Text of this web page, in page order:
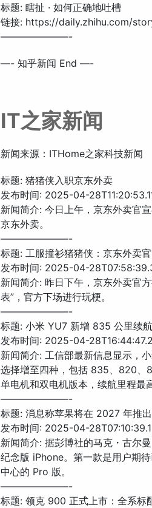
标题: 瞎扯 · 如何正确地吐槽
链接: https://daily.zhihu.com/
———————-
—- 知乎新闻 End —-
IT之家新闻
新闻来源：ITHome之家科技新闻
标题: 猪猪侠入职京东外卖
发布时间: 2025-04-
新闻简介: 今日上午，京东外卖官
京东外卖。
———————-
标题: 工服撞衫猪猪侠：京东外卖
发布时间: 2025-04-
新闻简介: 昨日下午，京东外卖官
表”，官方下场进行玩梗。
———————-
标题: 小米 YU7 新增 835 公里续
发布时间: 2025-04-
新闻简介: 工信部最新信息显示，
选择增至四种，包括 835、820、
单电机和双电机版本，续航里程
———————-
标题: 消息称苹果将在 2027 年推
发布时间: 2025-04-
新闻简介: 据彭博社的马克・古尔
纪念版 iPhone。第一款是用户期
中心的 Pro 版。
———————-
标题: 领克 900 正式上市：全系